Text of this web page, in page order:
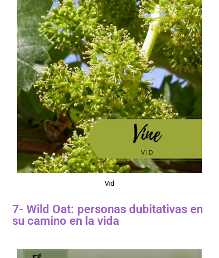
Vid
7- Wild Oat: personas dubitativas en
su camino en la vida